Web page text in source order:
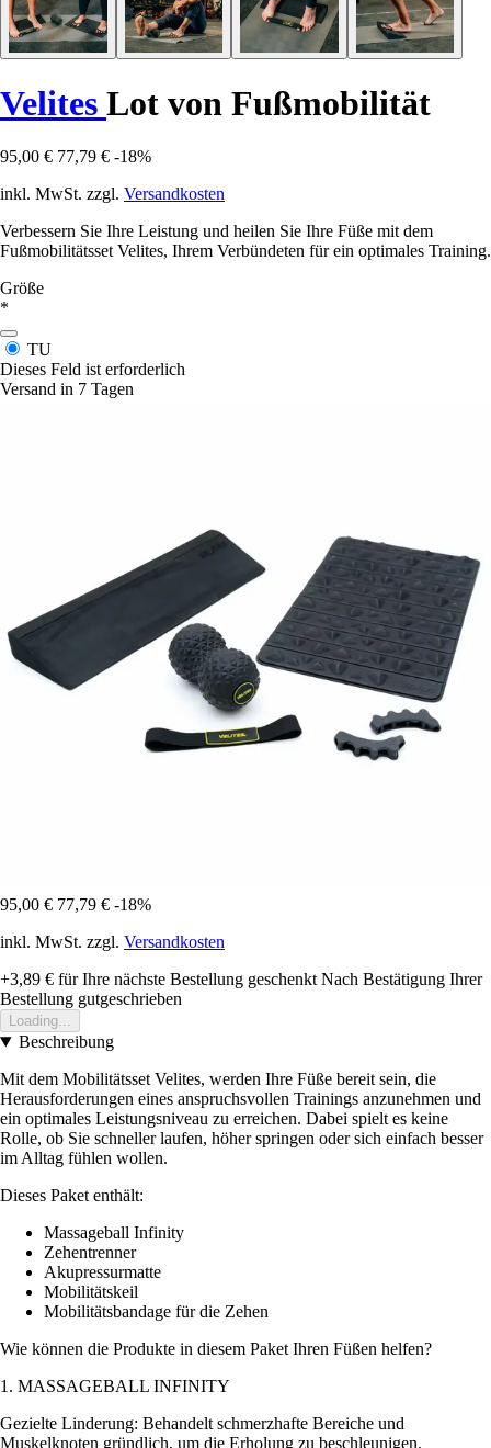
Velites Lot von Fußmobilität
95,00 € 77,79 € -18%
inkl. MwSt. zzgl. Versandkosten
Verbessern Sie Ihre Leistung und heilen Sie Ihre Füße mit dem
Fußmobilitätsset Velites, Ihrem Verbündeten für ein optimales Training.
Größe
*
TU
Dieses Feld ist erforderlich
Versand in 7 Tagen
95,00 € 77,79 € -18%
inkl. MwSt. zzgl. Versandkosten
+3,89 € für Ihre nächste Bestellung geschenkt Nach Bestätigung Ihrer
Bestellung gutgeschrieben
Loading...
Beschreibung
Mit dem Mobilitätsset Velites, werden Ihre Füße bereit sein, die
Herausforderungen eines anspruchsvollen Trainings anzunehmen und
ein optimales Leistungsniveau zu erreichen. Dabei spielt es keine
Rolle, ob Sie schneller laufen, höher springen oder sich einfach besser
im Alltag fühlen wollen.
Dieses Paket enthält:
Massageball Infinity
Zehentrenner
Akupressurmatte
Mobilitätskeil
Mobilitätsbandage für die Zehen
Wie können die Produkte in diesem Paket Ihren Füßen helfen?
1. MASSAGEBALL INFINITY
Gezielte Linderung: Behandelt schmerzhafte Bereiche und
Muskelknoten gründlich, um die Erholung zu beschleunigen.